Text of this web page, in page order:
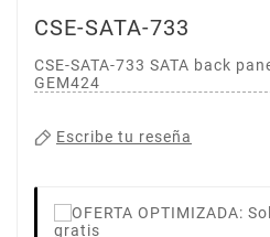
CSE-SATA-733
CSE-SATA-733 SATA back
GEM424
Escribe tu reseña